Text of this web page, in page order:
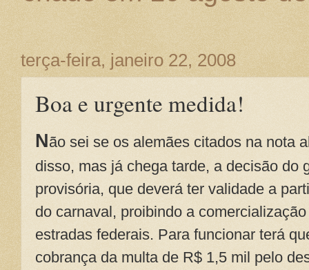
terça-feira, janeiro 22, 2008
Boa e urgente medida!
Não sei se os alemães citados na nota
disso, mas já chega tarde, a decisão do
provisória, que deverá ter validade a
do carnaval, proibindo a
estradas federais. Para funcionar terá
cobrança da multa de R$ 1,5 mil pelo